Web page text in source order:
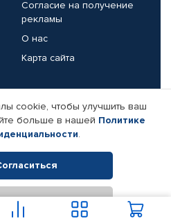
Согласие на получение
рекламы
О нас
Карта сайта
Реквизиты компании
Все права защищены.
товаров Автопрофи.
cookie, чтобы улучшить ваш
больше в нашей Политике
.
Отклонить